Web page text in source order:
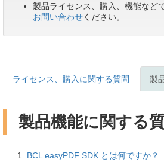
製品ライセンス、購入、機能など
お問い合わせください。
ライセンス、購入に関する質問 製
製品機能に関する
BCL easyPDF SDK とは何ですか？